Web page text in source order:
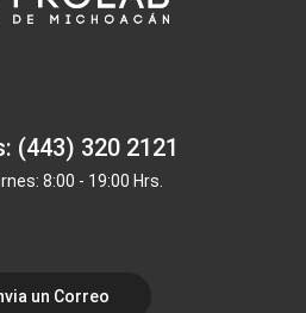
(443) 320 2121
8:00 - 19:00 Hrs.
un Correo